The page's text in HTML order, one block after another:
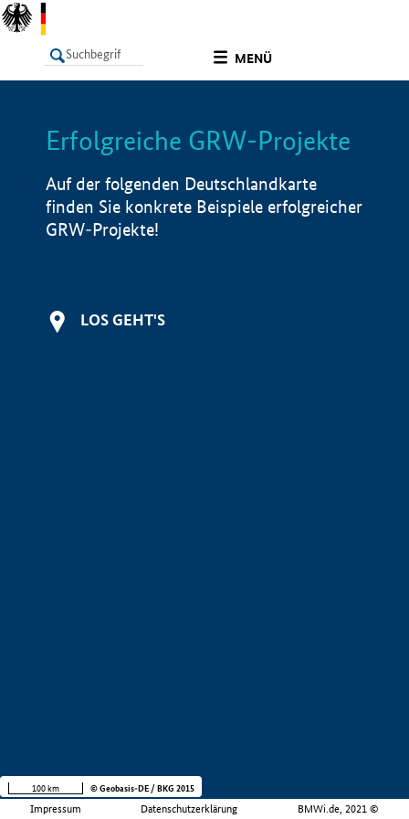
MENÜ
LISTE Info
Erfolgreiche GRW-Projekte
Auf der folgenden Deutschlandkarte
finden Sie konkrete Beispiele erfolgreicher
GRW-Projekte!
LOS GEHT'S
Impressum Datenschutzerklärung BMWi.de, 2021 ©
100 km © Geobasis-DE / BKG 2015